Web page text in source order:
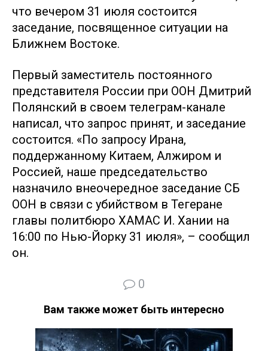
что вечером 31 июля состоится
заседание, посвященное ситуации на
Ближнем Востоке.
Первый заместитель постоянного
представителя России при ООН Дмитрий
Полянский в своем телеграм-канале
написал, что запрос принят, и заседание
состоится. «По запросу Ирана,
поддержанному Китаем, Алжиром и
Россией, наше председательство
назначило внеочередное заседание СБ
ООН в связи с убийством в Тегеране
главы политбюро ХАМАС И. Хании на
16:00 по Нью-Йорку 31 июля», – сообщил
он.
0
Вам также может быть интересно